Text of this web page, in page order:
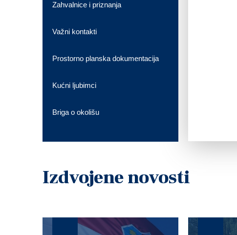
Zahvalnice i priznanja
Važni kontakti
Prostorno planska dokumentacija
Kućni ljubimci
Briga o okolišu
Izdvojene novosti